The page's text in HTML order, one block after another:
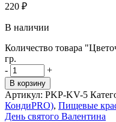
220 ₽
В наличии
Количество товара
гр.
-
+
В корзину
Артикул: PKP-KV-5
КондиPRO), Пищевые
День святого Валентина